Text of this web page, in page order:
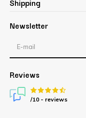
Newsletter
Reviews
/10 - reviews